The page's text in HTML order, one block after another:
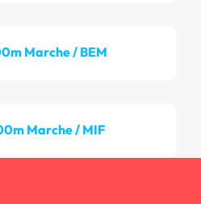
Marche / BEM
Marche / MIF